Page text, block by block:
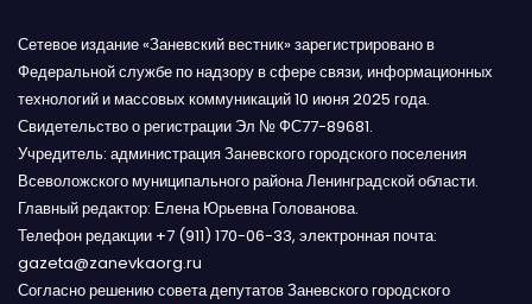
Сетевое издание «Заневский вестник» зарегистрировано в
Федеральной службе по надзору в сфере связи, информационных
технологий и массовых коммуникаций 10 июня 2025 года.
Свидетельство о регистрации Эл № ФС77-89681.
Учредитель: администрация Заневского городского поселения
Всеволожского муниципального района Ленинградской области.
Главный редактор: Елена Юрьевна Голованова.
Телефон редакции +7 (911) 170-06-33, электронная почта:
gazeta@zanevkaorg.ru
Согласно решению совета депутатов Заневского городского